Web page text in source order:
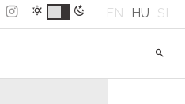
EN HU SL